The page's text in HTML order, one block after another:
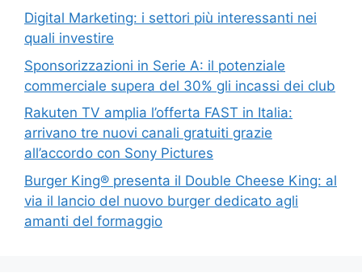
Digital Marketing: i settori più interessanti nei
quali investire
Sponsorizzazioni in Serie A: il potenziale
commerciale supera del 30% gli incassi dei club
Rakuten TV amplia l’offerta FAST in Italia:
arrivano tre nuovi canali gratuiti grazie
all’accordo con Sony Pictures
Burger King® presenta il Double Cheese King: al
via il lancio del nuovo burger dedicato agli
amanti del formaggio